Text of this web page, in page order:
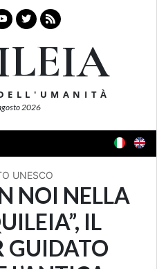
2026
UNESCO
NOI NELLA
IL
GUIDATO